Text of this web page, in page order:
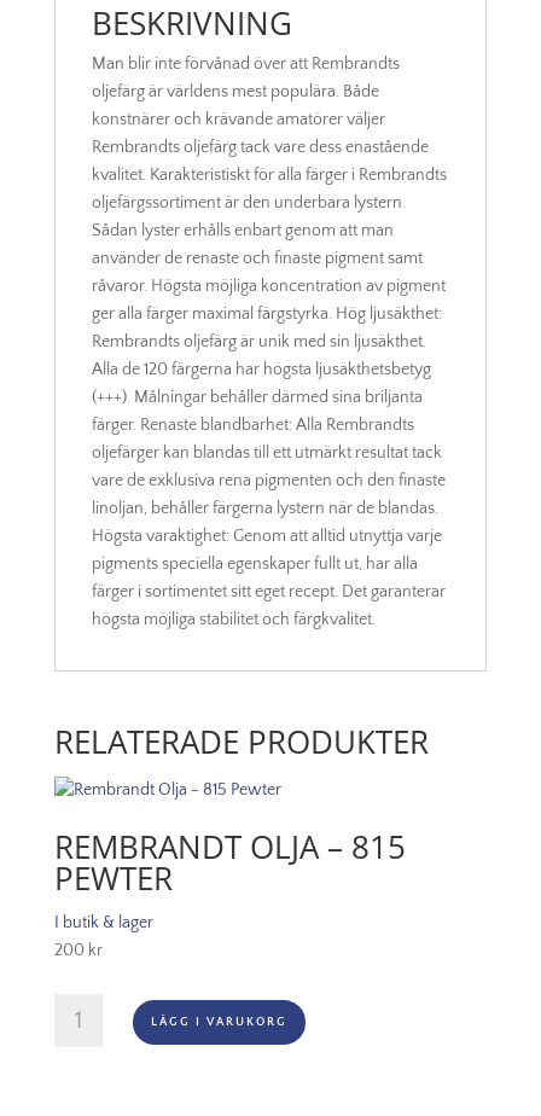
BESKRIVNING
Man blir inte förvånad över att Rembrandts
oljefärg är världens mest populära. Både
konstnärer och krävande amatörer väljer
Rembrandts oljefärg tack vare dess enastående
kvalitet. Karakteristiskt för alla färger i Rembrandts
oljefärgssortiment är den underbara lystern.
Sådan lyster erhålls enbart genom att man
använder de renaste och finaste pigment samt
råvaror. Högsta möjliga koncentration av pigment
ger alla färger maximal färgstyrka. Hög ljusäkthet:
Rembrandts oljefärg är unik med sin ljusäkthet.
Alla de 120 färgerna har högsta ljusäkthetsbetyg
(+++). Målningar behåller därmed sina briljanta
färger. Renaste blandbarhet: Alla Rembrandts
oljefärger kan blandas till ett utmärkt resultat tack
vare de exklusiva rena pigmenten och den finaste
linoljan, behåller färgerna lystern när de blandas.
Högsta varaktighet: Genom att alltid utnyttja varje
pigments speciella egenskaper fullt ut, har alla
färger i sortimentet sitt eget recept. Det garanterar
högsta möjliga stabilitet och färgkvalitet.
RELATERADE PRODUKTER
REMBRANDT OLJA – 815
PEWTER
I butik & lager
200 kr
Rembrandt
Olja
LÄGG I VARUKORG